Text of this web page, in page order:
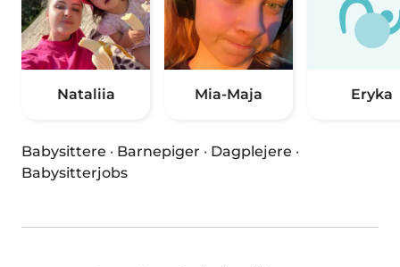
Nataliia Mia-Maja Eryka
Babysittere · Barnepiger · Dagplejere ·
Babysitterjobs